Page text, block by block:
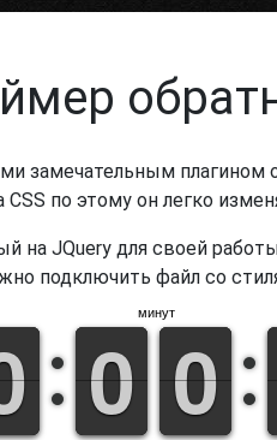
замечательным
по этому он легко
на JQuery для своей
подключить файл со
минут
9
9
0
0 9
9
0
0